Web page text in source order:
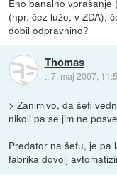
(npr. čez lužo, v ZDA),
dobil odpravnino?
Thomas
::7. maj 2007,
> Zanimivo, da šefi
nikoli pa se jim ne
Predator na šefu, je pa
fabrika dovolj